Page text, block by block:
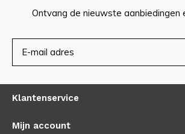
Ontvang de nieuwste aanbiedingen
Klantenservice
Mijn account